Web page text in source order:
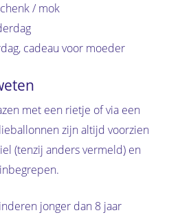
/ mok
cadeau voor moeder
met een rietje of via een
zijn altijd voorzien
(tenzij anders vermeld) en
jonger dan 8 jaar